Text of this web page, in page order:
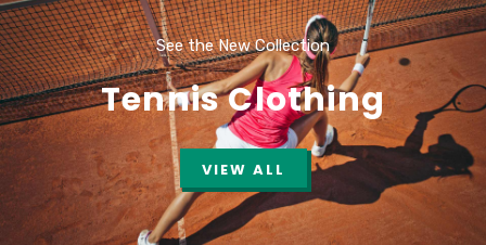
See the New Collection
Tennis Clothing
VIEW ALL